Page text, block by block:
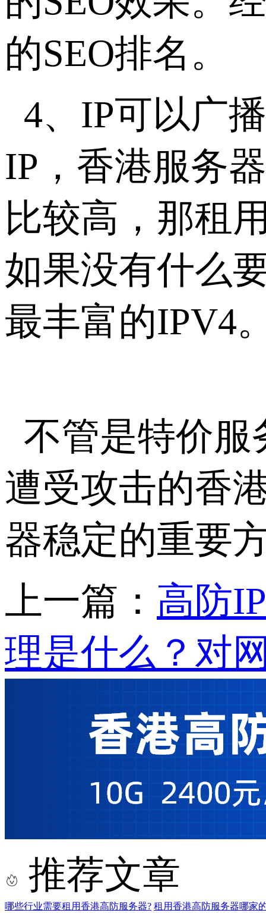
的SEO排名。
4、IP可以广
IP，香港服务
比较高，那租
如果没有什么
最丰富的IPV4
不管是特价服
遭受攻击的香
器稳定的重要
上一篇： 高防
理是什么？对
推荐文章
哪些行业需要租用香港高防服务器? 租用香港高防服务器哪家